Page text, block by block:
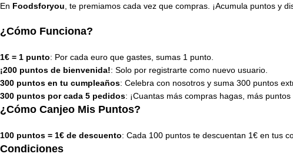
En Foodsforyou, te premiamos cada vez que compras. ¡Acumula puntos y
¿Cómo Funciona?
1€ = 1 punto: Por cada euro que gastes, sumas 1 punto.
¡200 puntos de bienvenida!: Solo por registrarte como nuevo usuario.
300 puntos en tu cumpleaños: Celebra con nosotros y suma 300 puntos
300 puntos por cada 5 pedidos: ¡Cuantas más compras hagas, más puntos
¿Cómo Canjeo Mis Puntos?
100 puntos = 1€ de descuento: Cada 100 puntos te descuentan 1€ en tus
Condiciones